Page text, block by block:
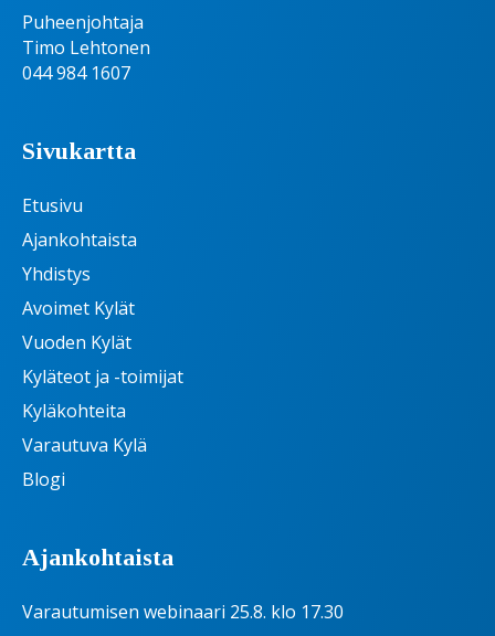
Puheenjohtaja
Timo Lehtonen
044 984 1607
Sivukartta
Etusivu
Ajankohtaista
Yhdistys
Avoimet Kylät
Vuoden Kylät
Kyläteot ja -toimijat
Kyläkohteita
Varautuva Kylä
Blogi
Ajankohtaista
Varautumisen webinaari 25.8. klo 17.30